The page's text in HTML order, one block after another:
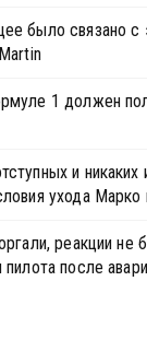
было связано с
1 должен
и никаких
ухода Марко
реакции
пилота после